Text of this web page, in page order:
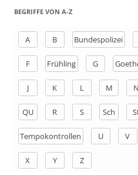
h
BEGRIFFE VON A-Z
A B Bundespolizei
F Frühling G
J K L M N
QU R S Sch
Tempokontrollen U V
X Y Z